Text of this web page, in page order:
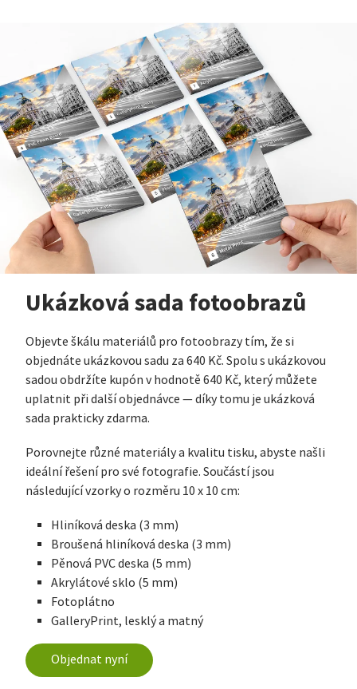
Ukázková sada fotoobrazů
Objevte škálu materiálů pro fotoobrazy tím, že si
objednáte ukázkovou sadu za 640 Kč. Spolu s ukázkovou
sadou obdržíte kupón v hodnotě 640 Kč, který můžete
uplatnit při další objednávce — díky tomu je ukázková
sada prakticky zdarma.
Porovnejte různé materiály a kvalitu tisku, abyste našli
ideální řešení pro své fotografie. Součástí jsou
následující vzorky o rozměru 10 x 10 cm:
Hliníková deska (3 mm)
Broušená hliníková deska (3 mm)
Pěnová PVC deska (5 mm)
Akrylátové sklo (5 mm)
Fotoplátno
GalleryPrint, lesklý a matný
Objednat nyní